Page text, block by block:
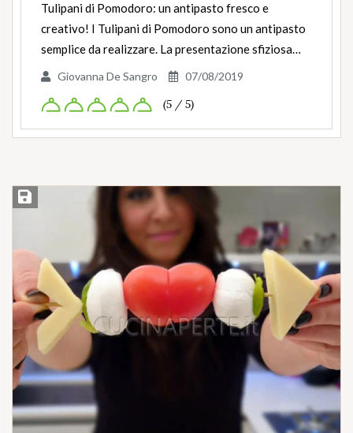
Tulipani di Pomodoro: un antipasto fresco e
creativo! I Tulipani di Pomodoro sono un antipasto
semplice da realizzare. La presentazione sfiziosa…
Giovanna De Sangro 07/08/2019
(5 / 5)
Salva ricetta